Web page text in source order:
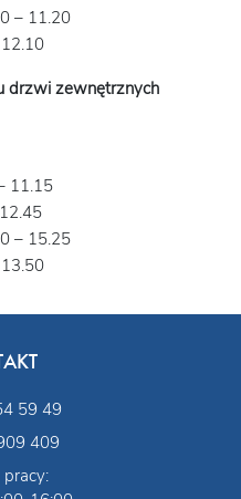
– 11.20
drzwi zewnętrznych
11.15
– 15.25
59 49
409